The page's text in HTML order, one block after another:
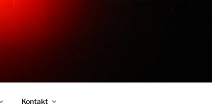
Kontakt